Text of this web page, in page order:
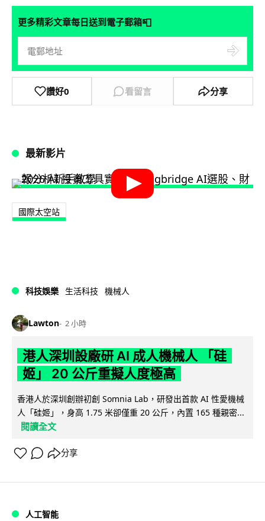
更多精彩文章每日送到電子郵箱📮
讚好0 看留言 分享
最新影片
國際太空站
科技娛樂 生活科技 機械人
Lawton 2 小時
港人深圳設廠研 AI 成人機械人 「硅
姬」 20 公斤重擬人度極高
香港人於深圳創辦初創 Somnia Lab，研發出首款 AI 性愛機械
人「硅姬」，身高 1.75 米卻僅重 20 公斤，內置 165 種親密...
閱讀全文
分享
人工智能